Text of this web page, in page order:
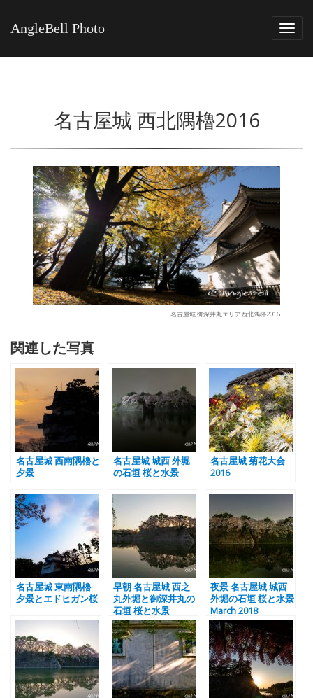
AngleBell Photo
名古屋城 西北隅櫓2016
名古屋城 御深井丸エリア西北隅櫓2016
関連した写真
名古屋城 西南隅櫓と
夕景
名古屋城 城西 外堀
の石垣 桜と水景
名古屋城 菊花大会
2016
名古屋城 東南隅櫓
夕景とエドヒガン桜
早朝 名古屋城 西之
丸外堀と御深井丸の
石垣 桜と水景
夜景 名古屋城 城西
外堀の石垣 桜と水景
March 2018